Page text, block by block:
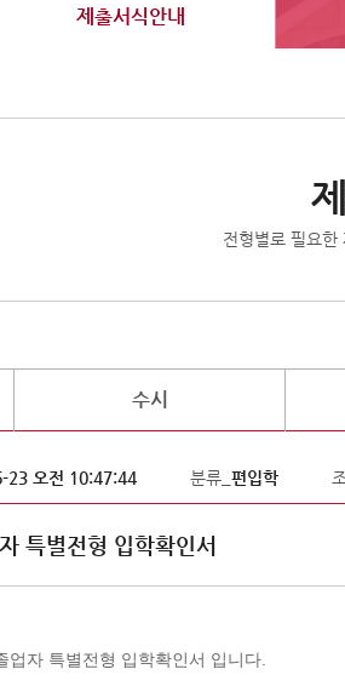
제출서식안내
전형별로 필요한
수시
23 오전 10:47:44 분류_ 편입학
특별전형 입학확인서
자 특별전형 입학확인서 입니다.